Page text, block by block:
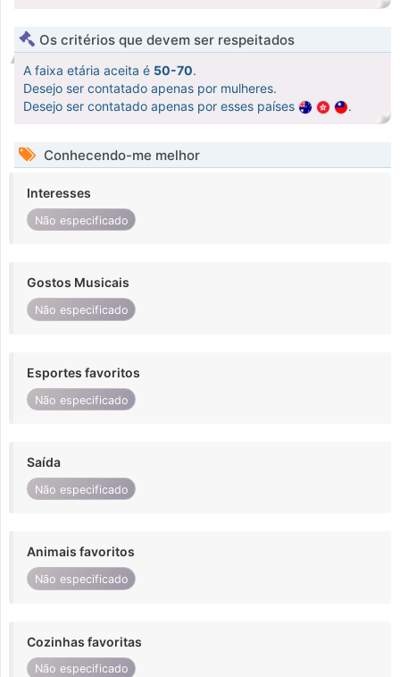
Os critérios que devem ser respeitados
A faixa etária aceita é 50-70.
Desejo ser contatado apenas por mulheres.
Desejo ser contatado apenas por esses países
.
Conhecendo-me melhor
Interesses
Não especificado
Gostos Musicais
Não especificado
Esportes favoritos
Não especificado
Saída
Não especificado
Animais favoritos
Não especificado
Cozinhas favoritas
Não especificado